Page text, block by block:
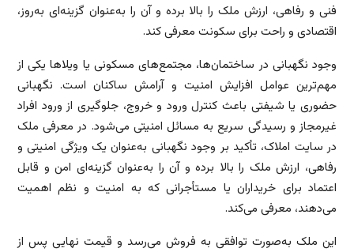
فنی و رفاهی، ارزش ملک را بالا برده و آن را به‌عنوان گزینه‌ای به‌روز،
اقتصادی و راحت برای سکونت معرفی کند.
وجود نگهبانی در ساختمان‌ها، مجتمع‌های مسکونی یا ویلاها یکی از
مهم‌ترین عوامل افزایش امنیت و آرامش ساکنان است. نگهبانی
حضوری یا شیفتی باعث کنترل ورود و خروج، جلوگیری از ورود افراد
غیرمجاز و رسیدگی سریع به مسائل امنیتی می‌شود. در معرفی ملک
در سایت املاک، تأکید بر وجود نگهبانی به‌عنوان یک ویژگی امنیتی و
رفاهی، ارزش ملک را بالا برده و آن را به‌عنوان گزینه‌ای امن و قابل
اعتماد برای خریداران یا مستأجرانی که به امنیت و نظم اهمیت
می‌دهند، معرفی می‌کند.
این ملک به‌صورت توافقی به فروش می‌رسد و قیمت نهایی پس از